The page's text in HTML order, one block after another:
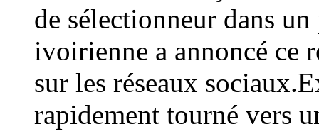
de sélectionneur dans
ivoirienne a annoncé ce
sur les réseaux
rapidement tourné vers